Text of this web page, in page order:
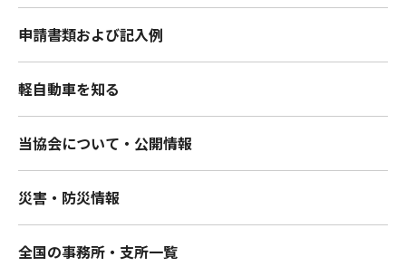
申請書類および記入例
軽自動車を知る
当協会について・公開情報
災害・防災情報
全国の事務所・支所一覧